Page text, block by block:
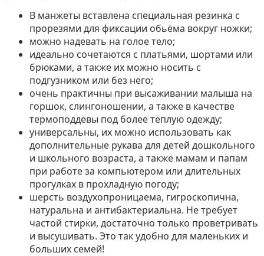
В манжеты вставлена специальная резинка с
прорезями для фиксации обьёма вокруг ножки;
можно надевать на голое тело;
идеально сочетаются с платьями, шортами или
брюками, а также их можно носить с
подгузником или без него;
очень практичны при высаживании малыша на
горшок, слингоношении, а также в качестве
термоподдёвы под более тёплую одежду;
универсальны, их можно использовать как
дополнительные рукава для детей дошкольного
и школьного возраста, а также мамам и папам
при работе за компьютером или длительных
прогулках в прохладную погоду;
шерсть воздухопроницаема, гигроскопична,
натуральна и антибактериальна. Не требует
частой стирки, достаточно только проветривать
и высушивать. Это так удобно для маленьких и
больших семей!